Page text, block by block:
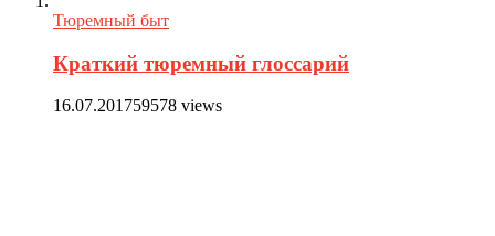
Тюремный быт
Краткий тюремный глоссарий
16.07.201759578 views